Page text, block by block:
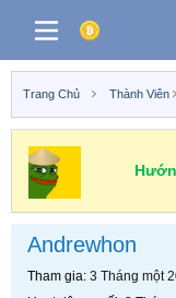
Trang Chủ Thành Viên
Andrewhon
Tham gia 3 Tháng một